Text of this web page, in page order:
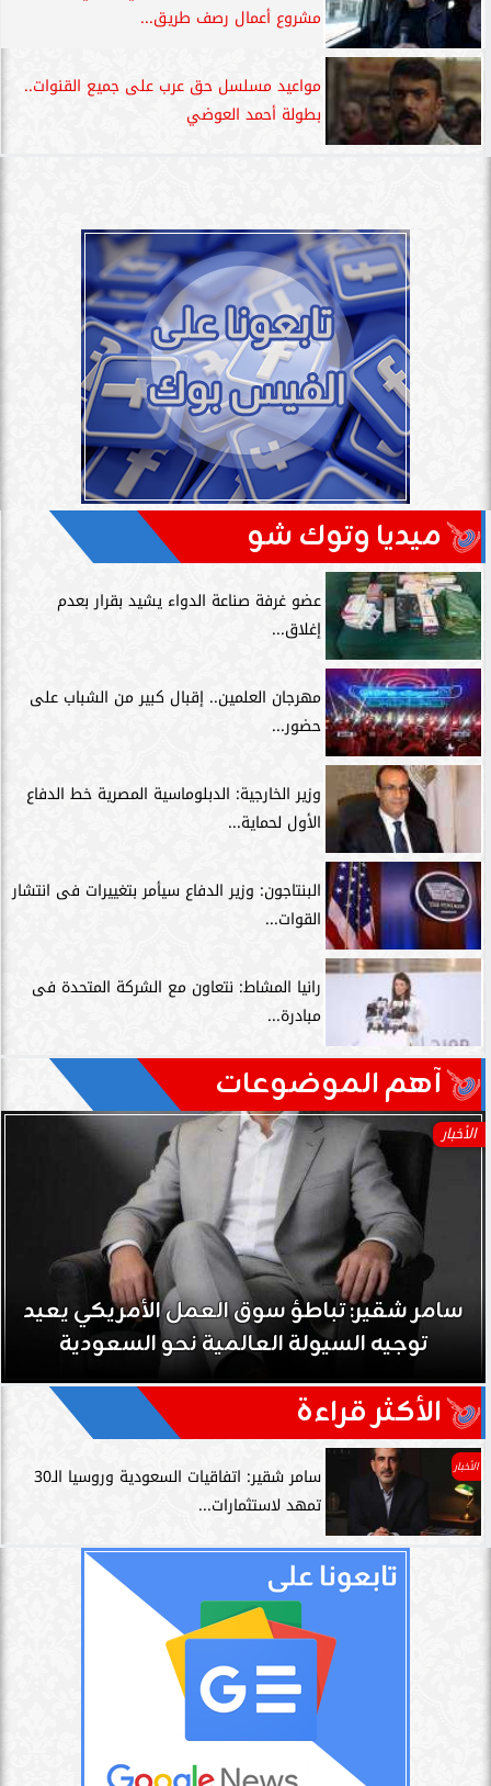
مشروع أعمال رصف طريق...
مواعيد مسلسل حق عرب على جميع القنوات..
بطولة أحمد العوضي
ميديا وتوك شو
عضو غرفة صناعة الدواء يشيد بقرار بعدم
إغلاق...
مهرجان العلمين.. إقبال كبير من الشباب على
حضور...
وزير الخارجية: الدبلوماسية المصرية خط الدفاع
الأول لحماية...
البنتاجون: وزير الدفاع سيأمر بتغييرات فى انتشار
القوات...
رانيا المشاط: نتعاون مع الشركة المتحدة فى
مبادرة...
آهم الموضوعات
الأخبار
سامر شقير: تباطؤ سوق العمل الأمريكي يعيد
توجيه السيولة العالمية نحو السعودية
الأكثر قراءة
الأخبار
سامر شقير: اتفاقيات السعودية وروسيا الـ30
تمهد لاستثمارات...